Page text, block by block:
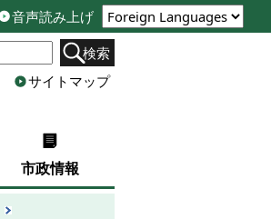
音声読み上げ
検索
サイトマップ
市政情報